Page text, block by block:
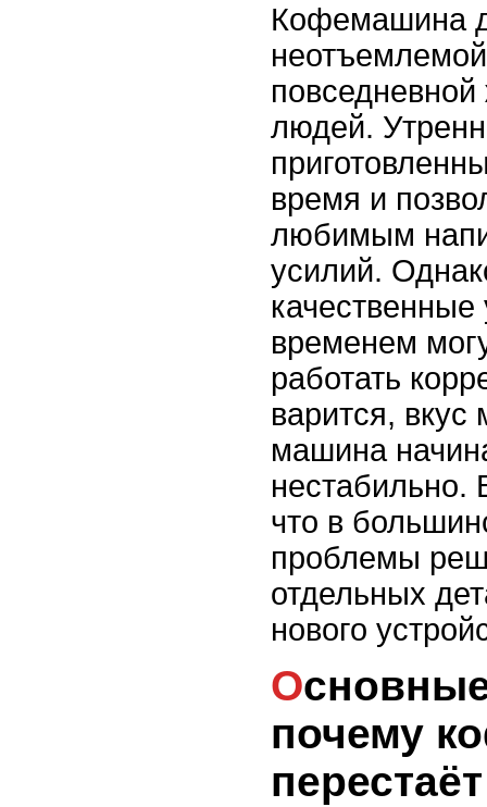
Кофемашина
людей.
время и
любимым
усилий.
качественные
временем
работать
варится,
машина
нестабильно.
что в
проблемы
отдельных
нового
Основные причины,
почему